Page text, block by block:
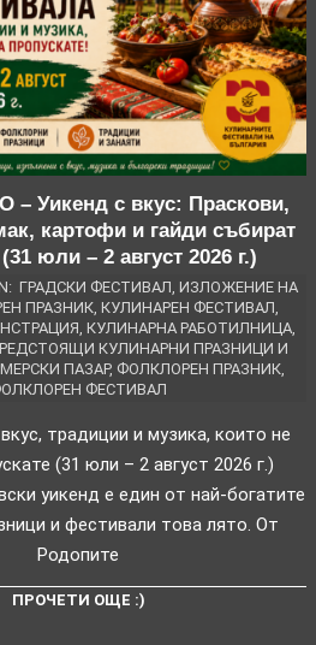
Уикенд с вкус: Праскови,
картофи и гайди събират
юли – 2 август 2026 г.)
ГРАДСКИ ФЕСТИВАЛ ИЗЛОЖЕНИЕ НА
ПРАЗНИК КУЛИНАРЕН ФЕСТИВАЛ
КУЛИНАРНА РАБОТИЛНИЦА,
КУЛИНАРНИ ПРАЗНИЦИ И
ПАЗАР, ФОЛКЛОРЕН ПРАЗНИК
ФЕСТИВАЛ
традиции и музика, които не
(31 юли – 2 август 2026 г.)
уикенд е един от най-богатите
и фестивали това лято. От
Родопите
ПРОЧЕТИ ОЩЕ :)